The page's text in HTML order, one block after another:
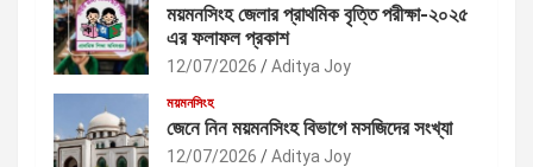
ময়মনসিংহ জেলার প্রাথমিক বৃত্তি পরীক্ষা-২০২৫
এর ফলাফল প্রকাশ
12/07/2026 Aditya Joy
ময়মনসিংহ
জেনে নিন ময়মনসিংহ বিভাগে মসজিদের সংখ্যা
12/07/2026 Aditya Joy